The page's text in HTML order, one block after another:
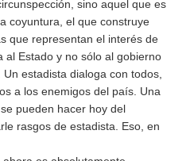
sino aquel que es
coyuntura, el que construye
que representan el interés de
al Estado y no sólo al gobierno
estadista dialoga con todos,
a los enemigos del país. Una
pueden hacer hoy del
rasgos de estadista. Eso, en